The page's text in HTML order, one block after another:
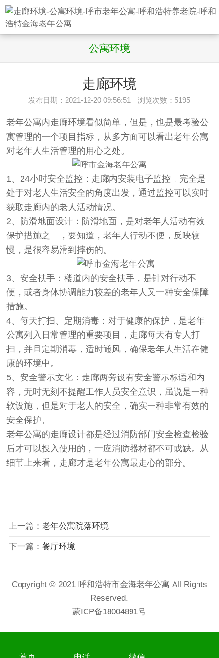
公寓环境
走廊环境
发布日期：2021-12-20 09:56:51 浏览次数： 5195
老年公寓内走廊环境看似简单，但是，也是最考验公
寓管理的一个项目指标，从多方面可以看出老年公寓
对老年人生活管理的用心之处。
1、24小时安全监控：走廊内安装电子监控，完全是
处于对老人生活安全的角度出发，通过监控可以实时
获取走廊内的老人活动情况。
2、防滑地面设计：防滑地面，是对老年人活动有效
保护措施之一，要知道，老年人行动不便，反映较
慢，是很容易滑到摔伤的。
3、安全扶手：楼道内的安全扶手，是针对行动不
便，或者身体协调能力较差的老年人又一种安全保障
措施。
4、每天打扫、定期消毒：对于健康的保护，是老年
公寓列入日常管理的重要项目，走廊每天有专人打
扫，并且定期消毒，适时通风，确保老年人生活在健
康的环境中。
5、安全警示文化：走廊两旁设有安全警示标语和内
容，无时无刻不提醒工作人员安全意识，虽说是一种
软设施，但是对于老人的安全，确实一种非常有效的
安全保护。
老年公寓的走廊设计都是经过消防部门安全检查检验
后才可以投入使用的，一应消防器材都不可或缺。从
细节上来看，走廊才是老年公寓最走心的部分。
上一篇： 老年公寓院落环境
下一篇： 餐厅环境
Copyright © 2021 呼和浩特市金海老年公寓 All Rights
Reserved.
蒙ICP备18004891号